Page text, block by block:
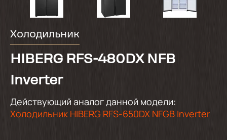
Холодильник
HIBERG RFS-480DX NFB
Inverter
Действующий аналог данной модели:
Холодильник HIBERG RFS-650DX NFGB Inverter